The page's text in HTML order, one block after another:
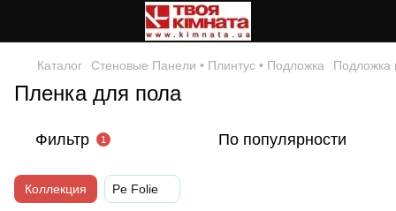
Каталог Стеновые Панели • Плинтус • Подложка Подложка
Пленка для пола
Фильтр 1 По популярности
Коллекция Pe Folie